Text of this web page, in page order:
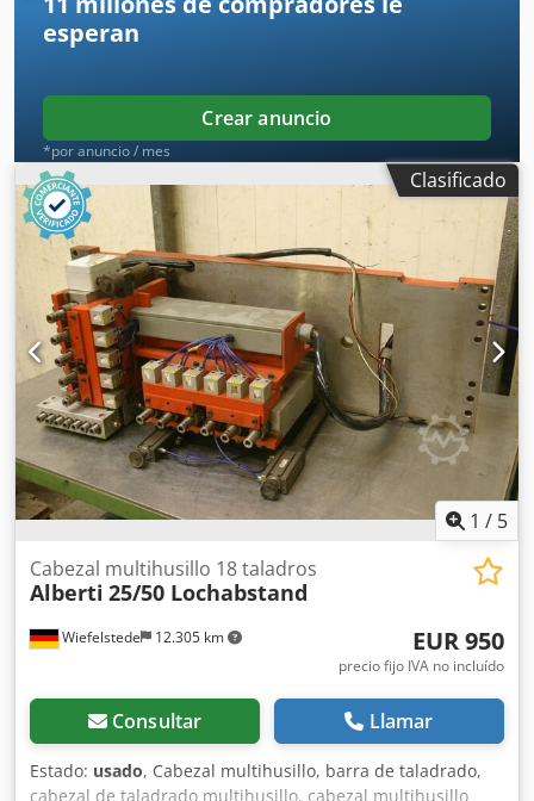
esperan
Crear anuncio
*por anuncio / mes
Clasificado
1 / 5
Wiefelstede 12.305 km
Cabezal multihusillo 18 taladros
Alberti 25/50 Lochabstand
EUR 950
precio fijo IVA no incluído
Consultar Llamar
Estado: usado, Cabezal multihusillo, barra de taladrado,
cabezal de taladrado multihusillo, cabezal multihusillo